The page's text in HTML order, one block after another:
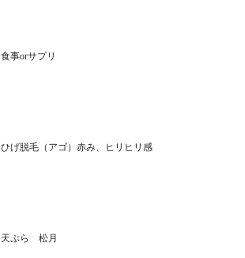
食事orサプリ
ひげ脱毛（アゴ）赤み、ヒリヒリ感
天ぷら 松月